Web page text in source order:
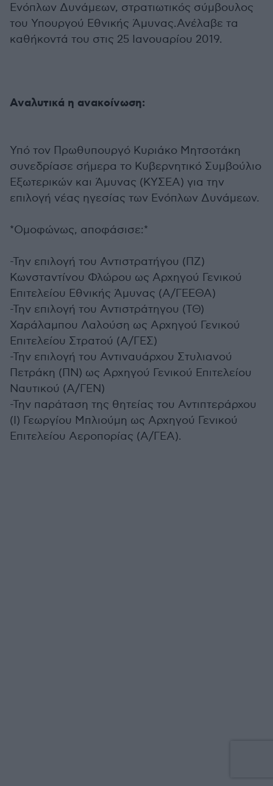
Ενόπλων Δυνάμεων, στρατιωτικός σύμβουλος
του Υπουργού Εθνικής Άμυνας.Ανέλαβε τα
καθήκοντά του στις 25 Ιανουαρίου 2019.
Αναλυτικά η ανακοίνωση:
Υπό τον Πρωθυπουργό Κυριάκο Μητσοτάκη
συνεδρίασε σήμερα το Κυβερνητικό Συμβούλιο
Εξωτερικών και Άμυνας (ΚΥΣΕΑ) για την
επιλογή νέας ηγεσίας των Ενόπλων Δυνάμεων.
*Ομοφώνως, αποφάσισε:*
-Την επιλογή του Αντιστρατήγου (ΠΖ)
Κωνσταντίνου Φλώρου ως Αρχηγού Γενικού
Επιτελείου Εθνικής Άμυνας (Α/ΓΕΕΘΑ)
-Την επιλογή του Αντιστράτηγου (ΤΘ)
Χαράλαμπου Λαλούση ως Αρχηγού Γενικού
Επιτελείου Στρατού (Α/ΓΕΣ)
-Την επιλογή του Αντιναυάρχου Στυλιανού
Πετράκη (ΠΝ) ως Αρχηγού Γενικού Επιτελείου
Ναυτικού (Α/ΓΕΝ)
-Την παράταση της θητείας του Αντιπτεράρχου
(Ι) Γεωργίου Μπλιούμη ως Αρχηγού Γενικού
Επιτελείου Αεροπορίας (Α/ΓΕΑ).